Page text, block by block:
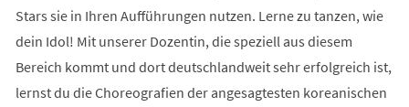
Stars sie in Ihren Aufführungen nutzen. Lerne zu tanzen, wie
dein Idol! Mit unserer Dozentin, die speziell aus diesem
Bereich kommt und dort deutschlandweit sehr erfolgreich ist,
lernst du die Choreografien der angesagtesten koreanischen